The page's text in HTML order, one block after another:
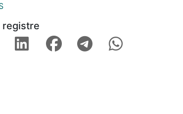
registre